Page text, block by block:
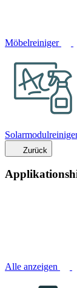
Möbelreiniger
Zurück
Alle anzeigen